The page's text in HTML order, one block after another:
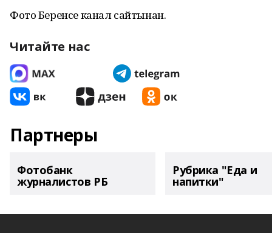
Фото Беренсе канал сайтынан.
Читайте нас
Партнеры
Фотобанк
журналистов РБ
Рубрика "Еда и
напитки"